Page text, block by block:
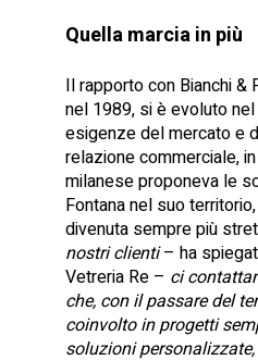
Quella marcia in più
Il rapporto con Bianchi &
nel 1989, si è evoluto
esigenze del mercato e
relazione commerciale, in
milanese proponeva le
Fontana nel suo
divenuta sempre più
nostri clienti– ha
Vetreria Re – ci
che, con il passare del
coinvolto in progetti
soluzioni